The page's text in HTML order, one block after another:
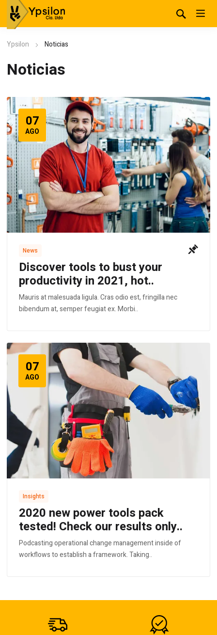
Ypsilon Noticias
Noticias
07
AGO
News
Discover tools to bust your
productivity in 2021, hot..
Mauris at malesuada ligula. Cras odio est, fringilla nec
bibendum at, semper feugiat ex. Morbi..
07
AGO
Insights
2020 new power tools pack
tested! Check our results only..
Podcasting operational change management inside of
workflows to establish a framework. Taking..